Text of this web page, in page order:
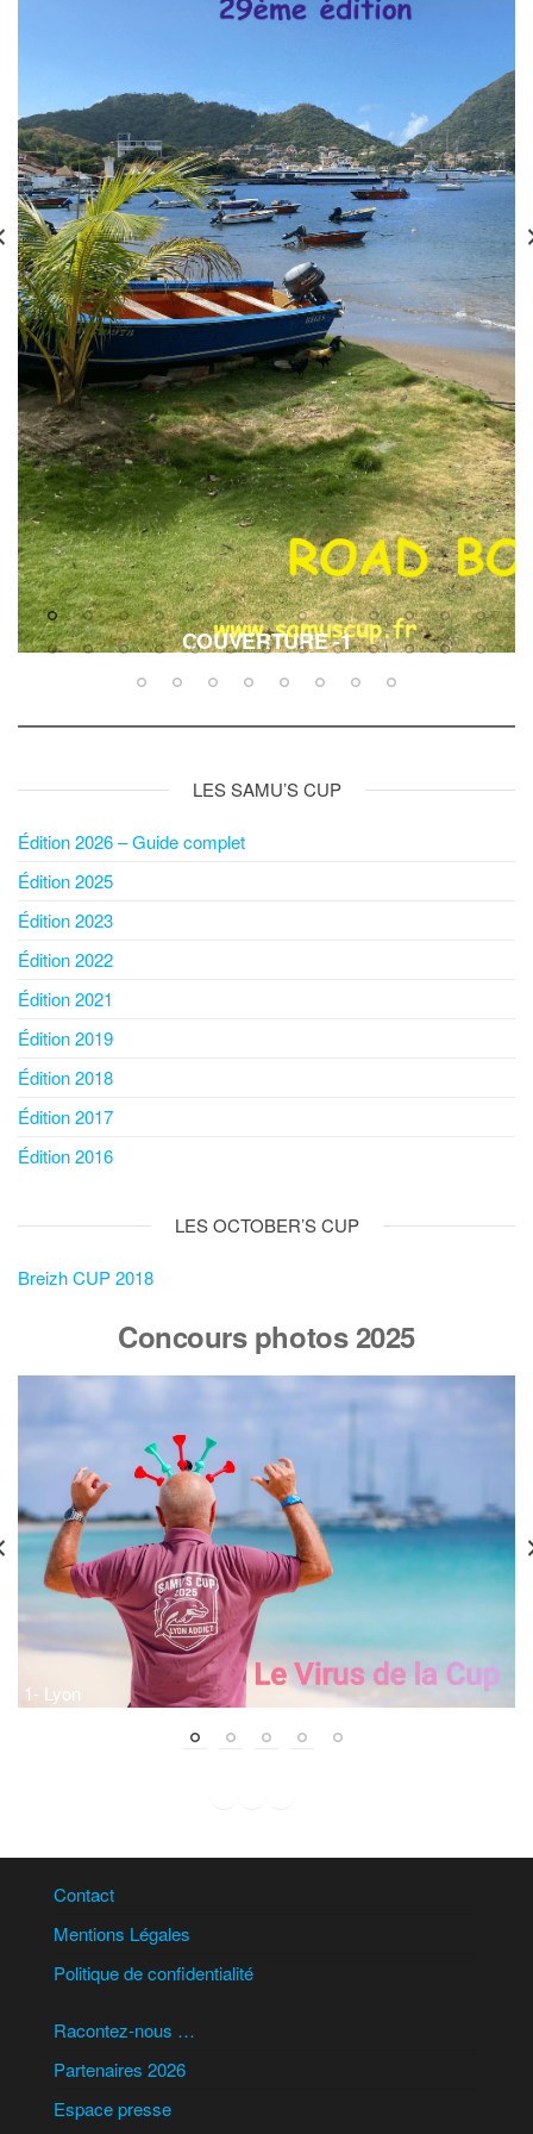
COUVERTURE -1
LES SAMU’S CUP
Édition 2026 – Guide complet
Édition 2025
Édition 2023
Édition 2022
Édition 2021
Édition 2019
Édition 2018
Édition 2017
Édition 2016
LES OCTOBER’S CUP
Breizh CUP 2018
Concours photos 2025
1- Lyon
Contact
Mentions Légales
Politique de confidentialité
Racontez-nous …
Partenaires 2026
Espace presse